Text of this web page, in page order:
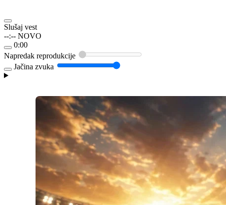
Slušaj vest
--:-- NOVO
0:00
Napredak reprodukcije
Jačina zvuka